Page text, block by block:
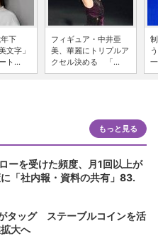
下
文字」
ト...
フィギュア・中井亜
美、華麗にトリプルア
クセル決める 「...
もっと見る
ーを受けた頻度、月1回以上が
「社内報・資料の共有」83.
タッグ ステーブルコインを活
大へ